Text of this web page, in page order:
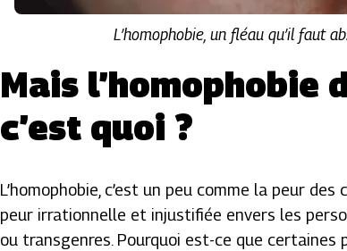
L’homophobie, un fléau qu’il faut
Mais l’homophobie
c’est quoi ?
L’homophobie, c’est un peu comme la peur des
peur irrationnelle et injustifiée envers les
ou transgenres. Pourquoi est-ce que certaines